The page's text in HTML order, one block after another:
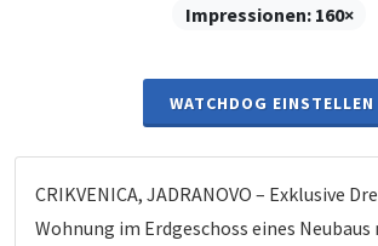
Impressionen: 160×
WATCHDOG EINSTELLEN
CRIKVENICA, JADRANOVO – Exklusive
Wohnung im Erdgeschoss eines